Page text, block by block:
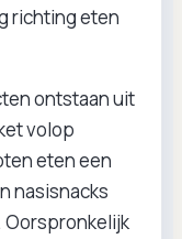
richting eten
ontstaan uit
volop
eten een
nasisnacks
Oorspronkelijk